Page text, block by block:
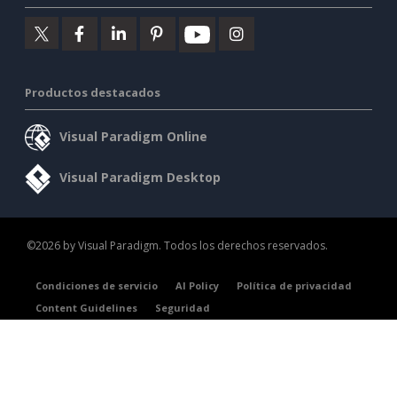
Productos destacados
Visual Paradigm Online
Visual Paradigm Desktop
©2026 by Visual Paradigm. Todos los derechos reservados.
Condiciones de servicio AI Policy
Política de privacidad
Content Guidelines
Seguridad